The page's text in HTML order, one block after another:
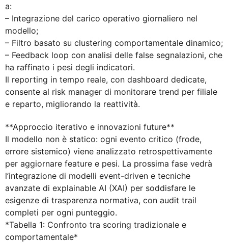
a:
– Integrazione del carico operativo giornaliero nel
modello;
– Filtro basato su clustering comportamentale dinamico;
– Feedback loop con analisi delle false segnalazioni, che
ha raffinato i pesi degli indicatori.
Il reporting in tempo reale, con dashboard dedicate,
consente al risk manager di monitorare trend per filiale
e reparto, migliorando la reattività.
**Approccio iterativo e innovazioni future**
Il modello non è statico: ogni evento critico (frode,
errore sistemico) viene analizzato retrospettivamente
per aggiornare feature e pesi. La prossima fase vedrà
l’integrazione di modelli event-driven e tecniche
avanzate di explainable AI (XAI) per soddisfare le
esigenze di trasparenza normativa, con audit trail
completi per ogni punteggio.
*Tabella 1: Confronto tra scoring tradizionale e
comportamentale*